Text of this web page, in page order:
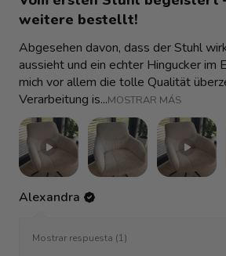
weitere bestellt!
Abgesehen davon, dass der Stuhl
aussieht und ein echter Hingucker im
mich vor allem die tolle Qualität
Verarbeitung is...MOSTRAR MÁS
Alexandra
Mostrar respuesta (1)